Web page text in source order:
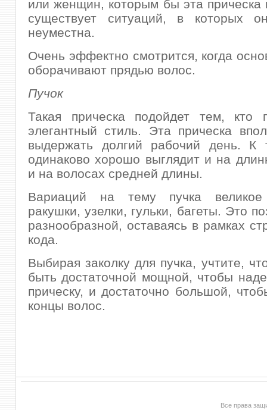
или женщин, которым бы эта
существует ситуаций, в которых
неуместна.
Очень эффектно смотрится, когда
оборачивают прядью волос.
Пучок
Такая прическа подойдет тем, кто
элегантный стиль. Эта прическа
выдержать долгий рабочий день.
одинаково хорошо выглядит и на
и на волосах средней длины.
Вариаций на тему пучка великое
ракушки, узелки, гульки, багеты. Это
разнообразной, оставаясь в рамках
кода.
Выбирая заколку для пучка, учтите,
быть достаточной мощной, чтобы
прическу, и достаточно большой,
концы волос.
Все права